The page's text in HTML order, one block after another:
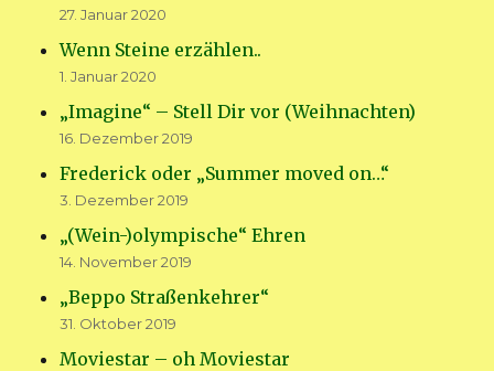
27. Januar 2020
Wenn Steine erzählen..
1. Januar 2020
„Imagine“ – Stell Dir vor (Weihnachten)
16. Dezember 2019
Frederick oder „Summer moved on…“
3. Dezember 2019
„(Wein-)olympische“ Ehren
14. November 2019
„Beppo Straßenkehrer“
31. Oktober 2019
Moviestar – oh Moviestar